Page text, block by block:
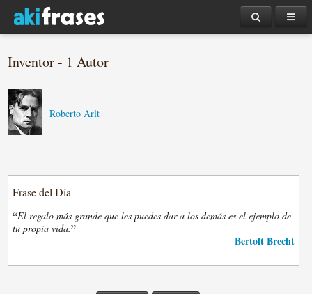
Inventor - 1 Autor
Roberto Arlt
Frase del Día
“El regalo más grande que les puedes dar a los demás es el ejemplo de
tu propia vida.”
— Bertolt Brecht